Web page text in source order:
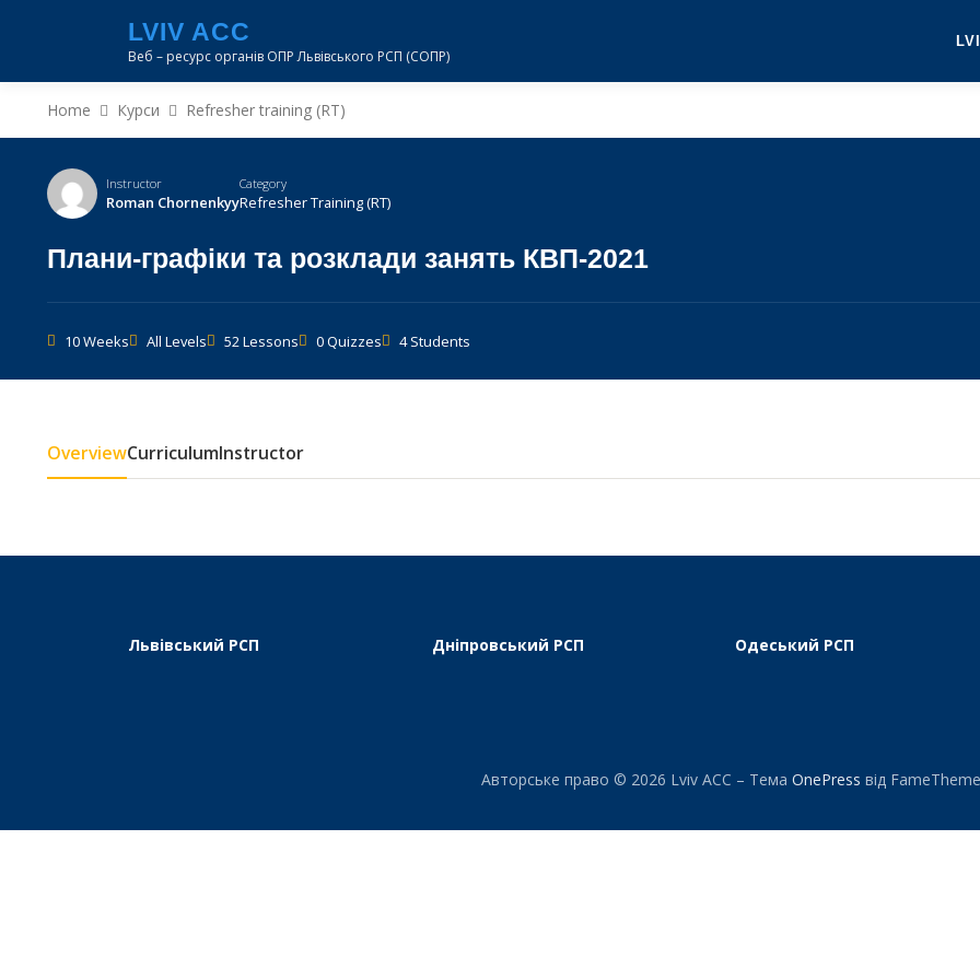
LVIV ACC
Веб – ресурс органів ОПР Львівського РСП (СОПР)
Home Курси Refresher training (RT)
Instructor
Roman Chornenkyy
Category
Refresher Training (RT)
Плани-графіки та розклади занять КВП-2021
10 Weeks All Levels 52 Lessons 0 Quizzes 4 Students
OverviewCurriculumInstructor
Львівський РСП Дніпровський РСП Одеський РСП
Авторське право © 2026 Lviv ACC – Тема OnePress від